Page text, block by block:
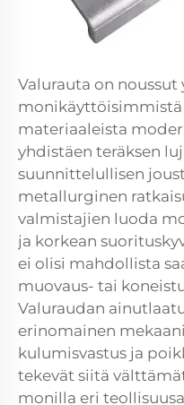
Valurauta on noussut
materiaaleista
yhdistäen teräksen
suunnittelullisen
metallurginen
valmistajien luoda
ja korkean
ei olisi mahdollista
muovaus- tai
Valuraudan
erinomainen
kulumisvastus ja
tekevät siitä
monilla eri